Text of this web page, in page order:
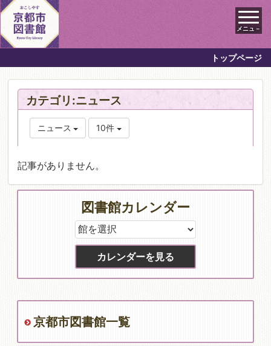
メニュ－
トップページ
カテゴリ:ニュース
ニュース 10件
記事がありません。
図書館カレンダー
京都市図書館一覧